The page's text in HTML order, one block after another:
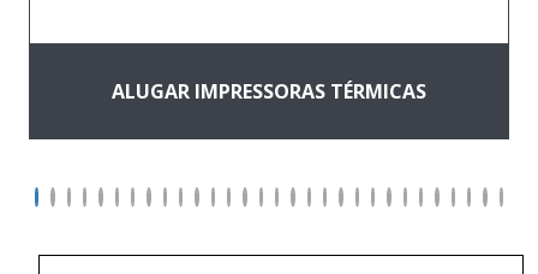
ALUGAR IMPRESSORAS TÉRMICAS